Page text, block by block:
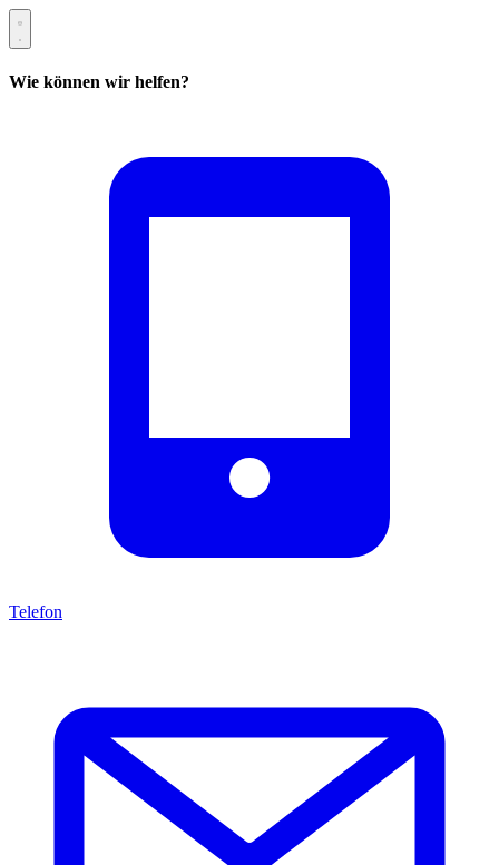
Wie können wir helfen?
Telefon